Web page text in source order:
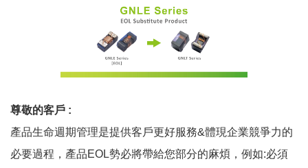
尊敬的客戶 :
產品生命週期管理是提供客戶更好服務&體現企業競爭力的
必要過程，產品EOL勢必將帶給您部分的麻煩，例如:必須